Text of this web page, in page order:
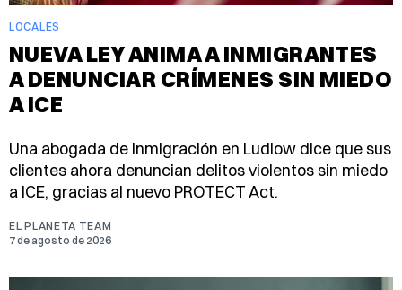
LOCALES
NUEVA LEY ANIMA A INMIGRANTES
A DENUNCIAR CRÍMENES SIN MIEDO
A ICE
Una abogada de inmigración en Ludlow dice que sus
clientes ahora denuncian delitos violentos sin miedo
a ICE, gracias al nuevo PROTECT Act.
EL PLANETA TEAM
7 de agosto de 2026